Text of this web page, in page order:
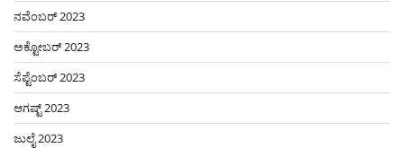
ನವೆಂಬರ್ 2023
ಅಕ್ಟೋಬರ್ 2023
ಸೆಪ್ಟೆಂಬರ್ 2023
ಆಗಷ್ಟ್ 2023
ಜುಲೈ 2023